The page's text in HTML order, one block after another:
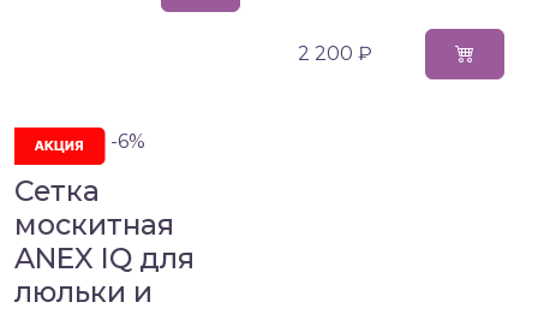
2 200 ₽
-6%
Сетка
москитная
ANEX IQ для
люльки и